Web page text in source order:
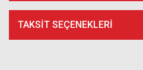
TAKSIT SEÇENEKLERI